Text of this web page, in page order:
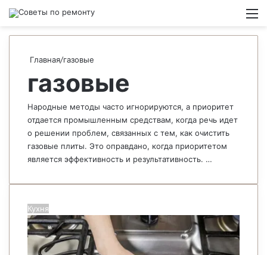
Главная/газовые
газовые
Народные методы часто игнорируются, а приоритет
отдается промышленным средствам, когда речь идет
о решении проблем, связанных с тем, как очистить
газовые плиты. Это оправдано, когда приоритетом
является эффективность и результативность. …
Кухня